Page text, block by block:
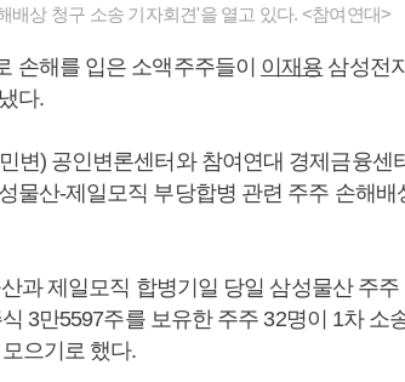
배상 청구 소송 기자회견'을 열고 있다. <참여연대>
손해를 입은 소액주주들이 이재용 삼성전
다.
변) 공인변론센터와 참여연대 경제금융센
물산-제일모직 부당합병 관련 주주 손해배
과 제일모직 합병기일 당일 삼성물산 주
3만5597주를 보유한 주주 32명이 1차 소
으기로 했다.